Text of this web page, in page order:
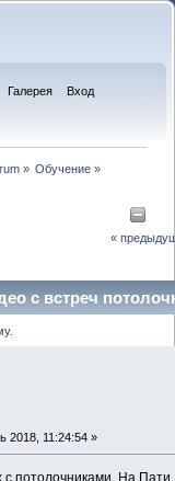
Галерея Вход
» Обучение»
«
с встреч
2018, 11:24:54 »
с потолочниками. На